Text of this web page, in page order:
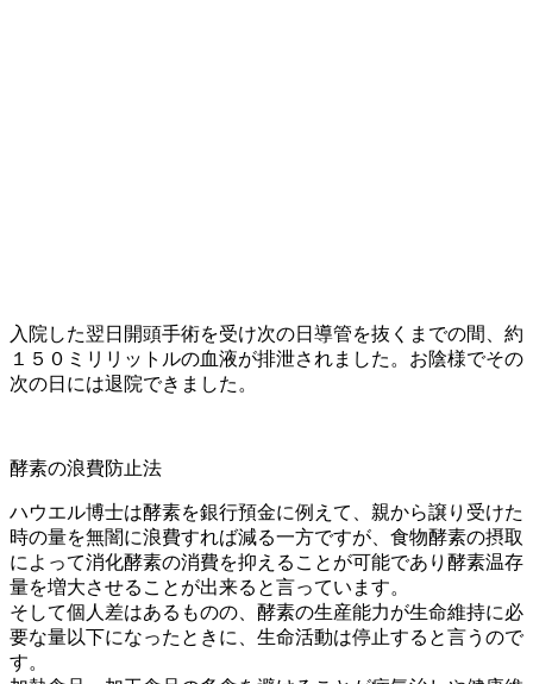
入院した翌日開頭手術を受け次の日導管を抜くまでの間、約
１５０ミリリットルの血液が排泄されました。お陰様でその
次の日には退院できました。
酵素の浪費防止法
ハウエル博士は酵素を銀行預金に例えて、親から譲り受けた
時の量を無闇に浪費すれば減る一方ですが、食物酵素の摂取
によって消化酵素の消費を抑えることが可能であり酵素温存
量を増大させることが出来ると言っています。
そして個人差はあるものの、酵素の生産能力が生命維持に必
要な量以下になったときに、生命活動は停止すると言うので
す。